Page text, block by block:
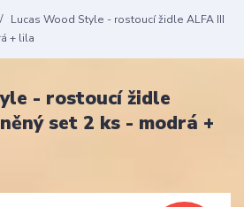
Lucas Wood Style - rostoucí židle ALFA III
+ lila
- rostoucí židle
set 2 ks - modrá +